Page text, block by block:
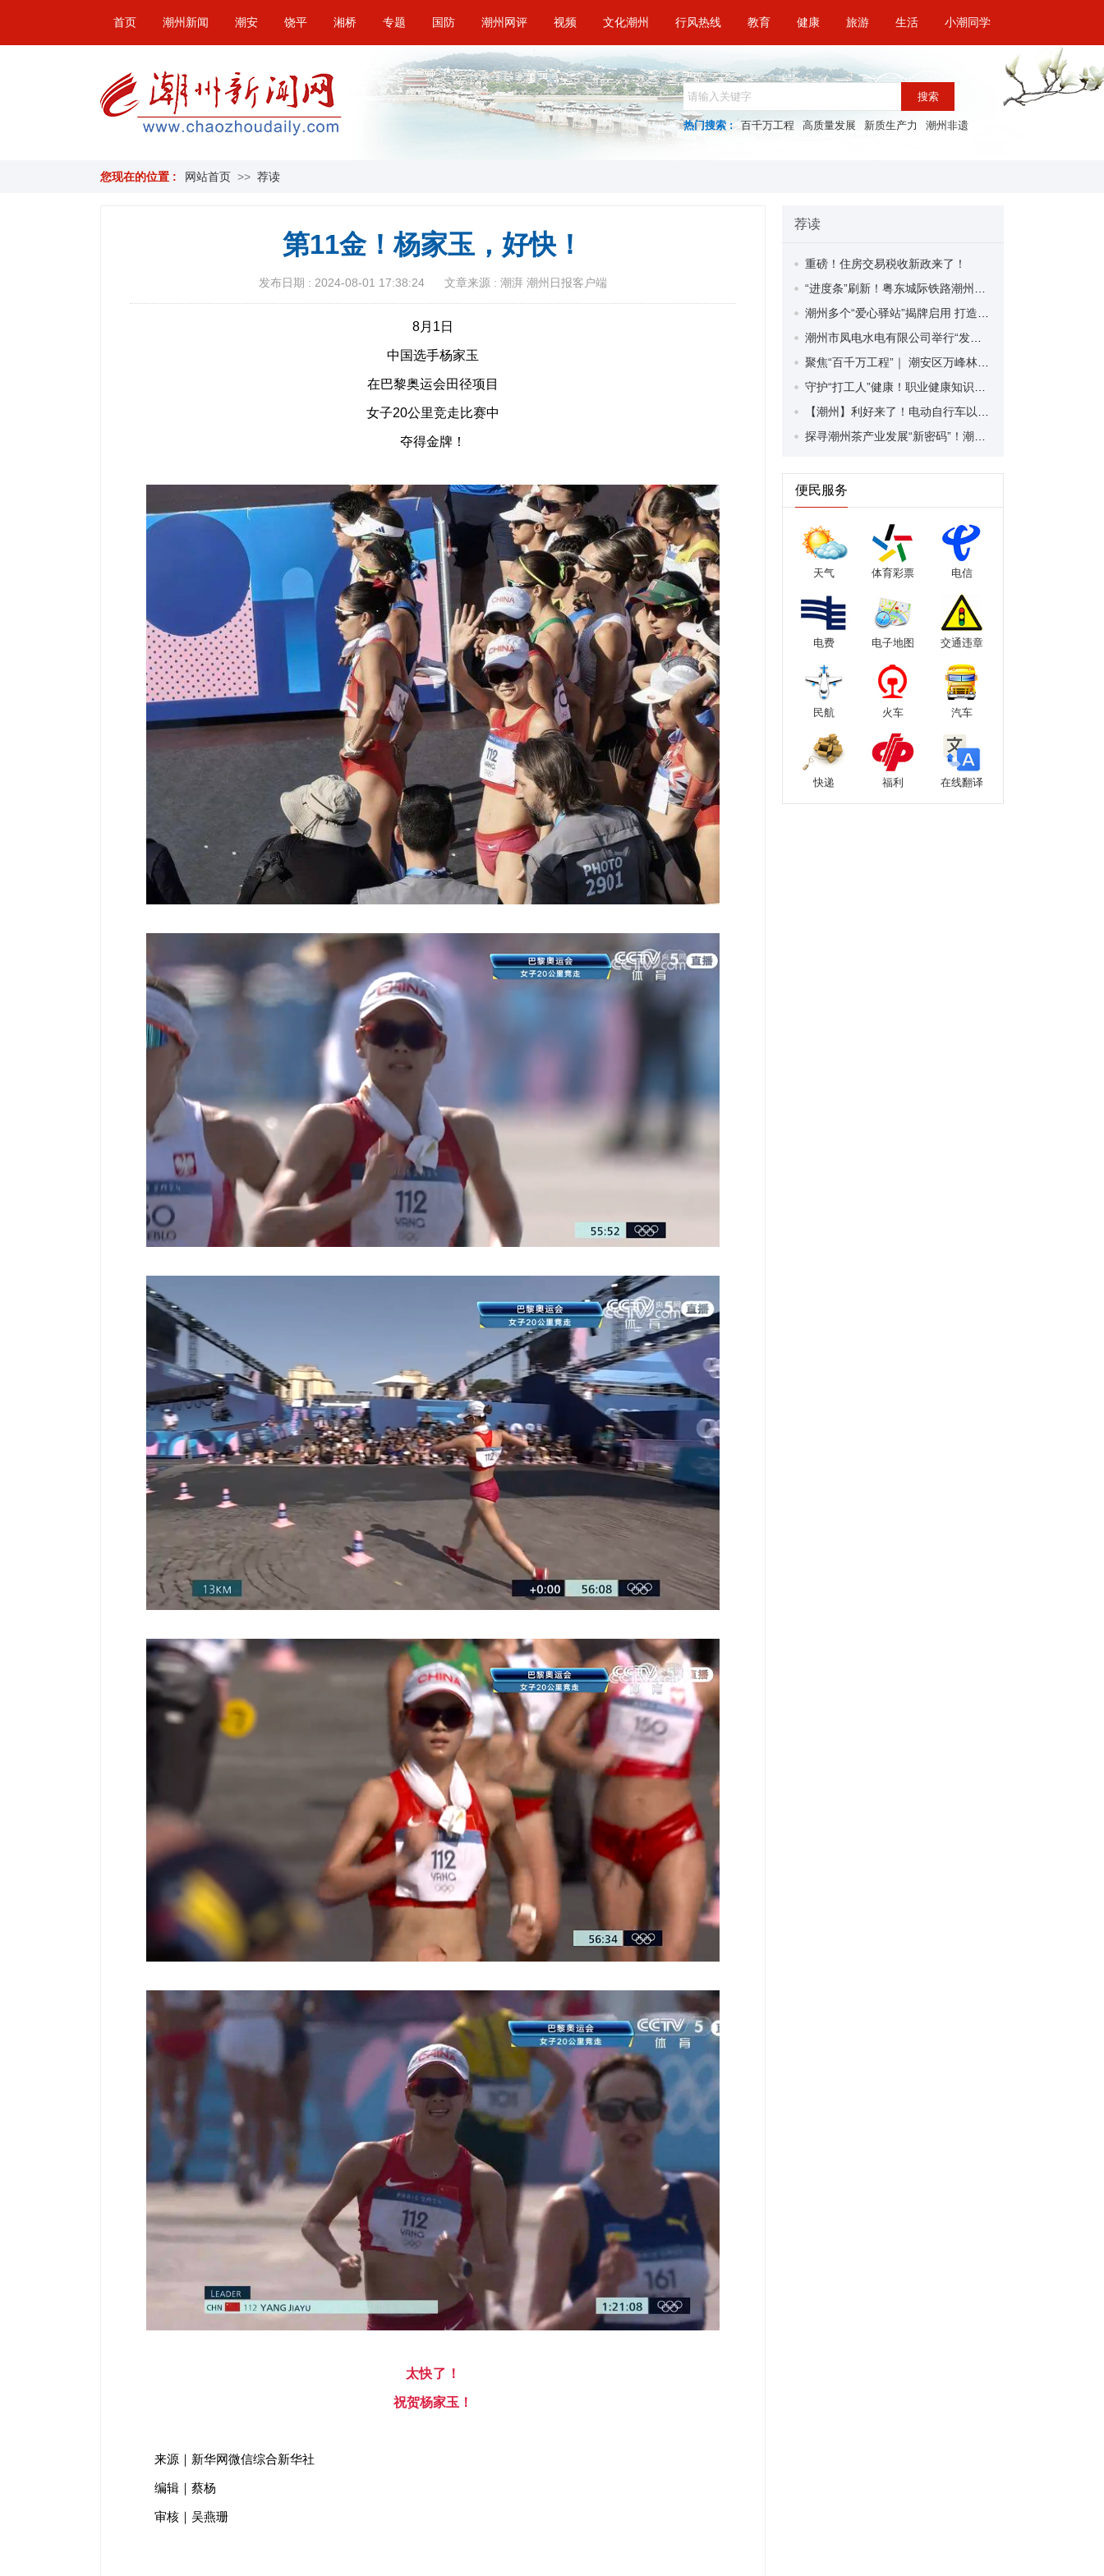
首页 潮州新闻 潮安 饶平 湘桥 专题 国防 潮州网评 视频 文化潮州 行风热线 教育 健康 旅游 生活 小潮同学
搜索
热门搜索 : 百千万工程 高质量发展 新质生产力 潮州非遗
您现在的位置 : 网站首页 >> 荐读
第11金！杨家玉，好快！
发布日期 : 2024-08-01 17:38:24 文章来源 : 潮湃 潮州日报客户端
8月1日
中国选手杨家玉
在巴黎奥运会田径项目
女子20公里竞走比赛中
夺得金牌！
太快了！
祝贺杨家玉！
来源｜新华网微信综合新华社
编辑｜蔡杨
审核｜吴燕珊
荐读
重磅！住房交易税收新政来了！
便民服务
天气 体育彩票 电信
电费 电子地图 交通违章
民航 火车 汽车
快递 福利 在线翻译